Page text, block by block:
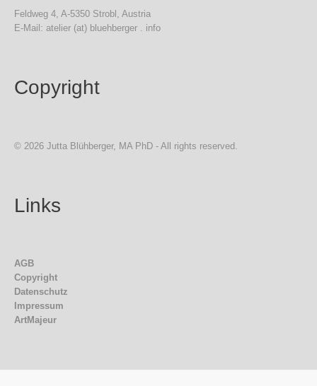
Feldweg 4, A-5350 Strobl, Austria
E-Mail: atelier (at) bluehberger . info
Copyright
© 2026 Jutta Blühberger, MA PhD - All rights reserved.
Links
AGB
Copyright
Datenschutz
Impressum
ArtMajeur